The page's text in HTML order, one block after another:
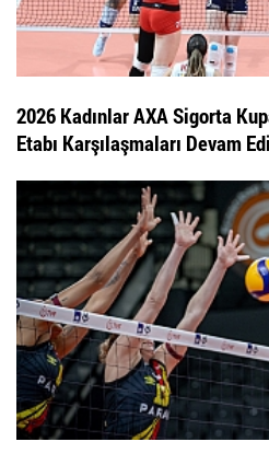
2026 Kadınlar AXA Sigorta
Etabı Karşılaşmaları Devam